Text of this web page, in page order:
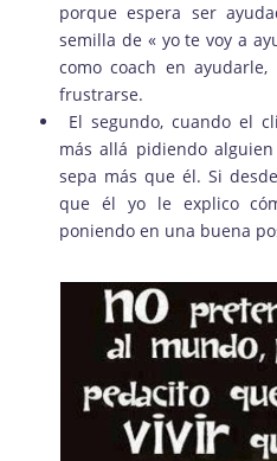
porque espera ser
semilla de « yo te voy a
como coach en
frustrarse.
El segundo, cuando el
más allá pidiendo
sepa más que él. Si
que él yo le explico
poniendo en una buena